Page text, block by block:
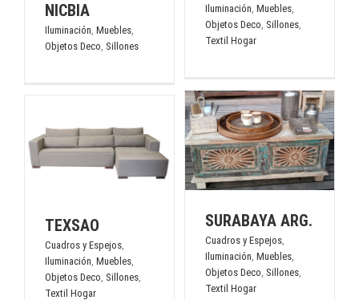
NICBIA
Iluminación, Muebles,
Objetos Deco, Sillones
Iluminación, Muebles,
Objetos Deco, Sillones,
Textil Hogar
SURABAYA ARG.
Cuadros y Espejos
Iluminación Muebles
Objetos
Textil Hogar
SURABAYA ARG.
Cuadros y Espejos
Iluminación Muebles
Objetos Deco Sillones
Textil Hogar
TEXSAO
Cuadros y Espejos
Iluminación Muebles
Objetos Deco Sillones
Textil Hogar